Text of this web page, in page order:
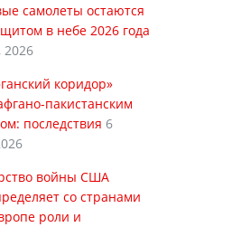
самолеты остаются
в небе 2026 года
2026
коридор»
пакистанским
последствия 6
войны США
со странами
роли и